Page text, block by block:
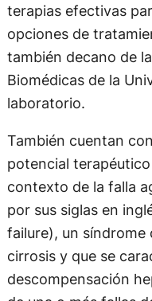
terapias efectivas
opciones de
también decano de
Biomédicas de la
laboratorio.
También cuentan
potencial
contexto de la falla
por sus siglas en
failure), un síndrome
cirrosis y que se
descompensación